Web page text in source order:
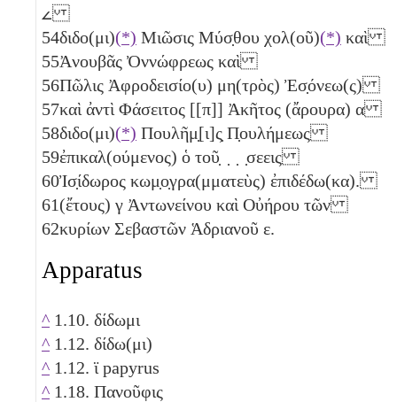
𐅵
54διδο(μι)(*) Μιῶσις Μύσ̣θου χολ(οῦ)(*) καὶ
55Ἀνουβᾶς Ὀννώφρεως καὶ
56Πῶλις Ἀφροδεισίο(υ) μη(τρὸς) Ἐσ̣όνεω(ς)
57καὶ ἀντὶ Φάσειτος [[π]] Ἀκῆτος (ἄρουρα) α
58διδο(μι)(*) Πουλῆμ̣[ι]ς̣ Π̣ουλήμεως
59ἐπικαλ(ούμενος) ὁ τοῦ̣ ̣ ̣ ̣σεεις
60Ἰσ̣ίδωρος κωμ̣ο̣γρα(μματεὺς) ἐπιδέδω(κα).
61(ἔτους) γ Ἀντωνείνου καὶ Οὐήρου τῶν
62κυρίων Σεβαστῶν Ἁδριανοῦ ε.
Apparatus
^ 1.10. δίδωμι
^ 1.12. δίδω(μι)
^ 1.12. ϊ papyrus
^ 1.18. Πανοῦφις